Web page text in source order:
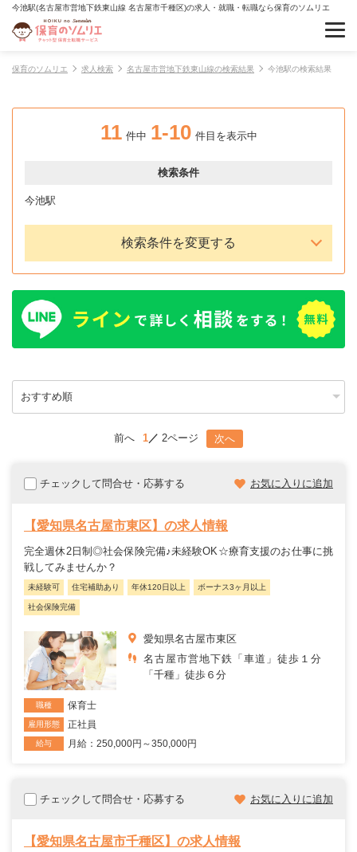
今池駅(名古屋市営地下鉄東山線 名古屋市千種区)の求人・就職・転職なら保育のソムリエ
保育のソムリエ 求人検索 名古屋市営地下鉄東山線の検索結果 今池駅の検索結果
11 件中 1-10 件目を表示中
検索条件
今池駅
検索条件を変更する
前へ 1 2ページ 次へ
チェックして問合せ・応募する お気に入りに追加
【愛知県名古屋市東区】の求人情報
完全週休2日制◎社会保険完備♪未経験OK☆療育支援のお仕事に挑
戦してみませんか？
未経験可 住宅補助あり 年休120日以上 ボーナス3ヶ月以上
社会保険完備
愛知県名古屋市東区
名古屋市営地下鉄「車道」徒歩１分
「千種」徒歩６分
職種 保育士
雇用形態 正社員
給与 月給：250,000円～350,000円
チェックして問合せ・応募する お気に入りに追加
【愛知県名古屋市千種区】の求人情報